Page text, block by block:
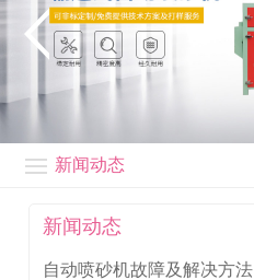
新闻动态
新闻动态
自动喷砂机故障及解决方法